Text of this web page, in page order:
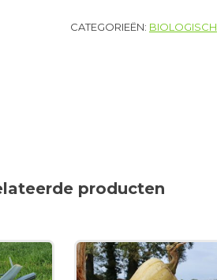
CATEGORIEËN: BIOLOGISCH
producten